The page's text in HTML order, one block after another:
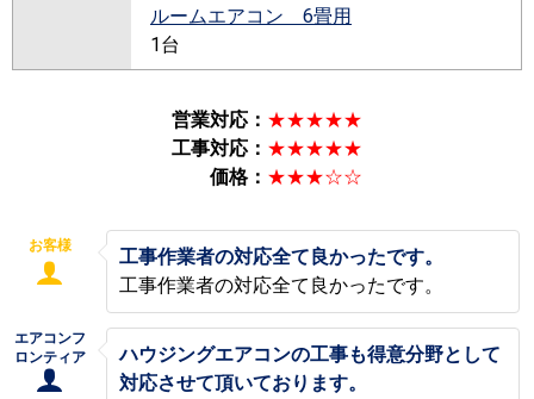
ルームエアコン 6畳用
1台
営業対応： ★★★★★
工事対応： ★★★★★
価格： ★★★☆☆
お客様
工事作業者の対応全て良かったです。
工事作業者の対応全て良かったです。
エアコンフ
ロンティア
ハウジングエアコンの工事も得意分野として
対応させて頂いております。